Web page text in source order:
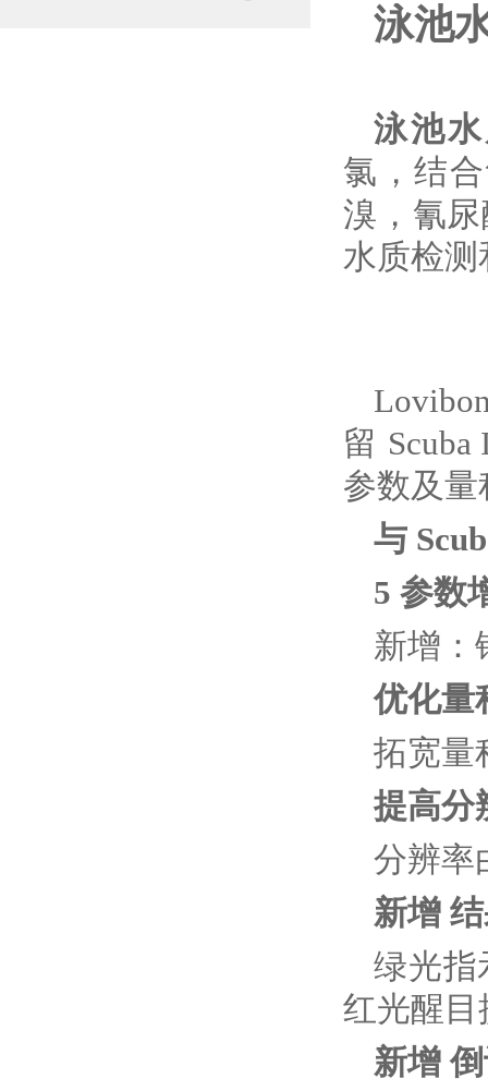
泳池
泳池
氯，结
溴，氰
水质检
留
参数及量
与
5 参数
新增：
优化量
拓宽量
提高分
分辨率
新增
绿光指
红光醒目
新增